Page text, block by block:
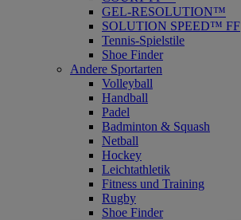
GEL-RESOLUTION™
SOLUTION SPEED™ FF
Tennis-Spielstile
Shoe Finder
Andere Sportarten
Volleyball
Handball
Padel
Badminton & Squash
Netball
Hockey
Leichtathletik
Fitness und Training
Rugby
Shoe Finder